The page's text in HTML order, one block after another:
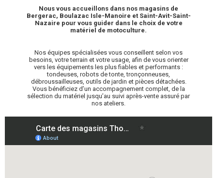
Nous vous accueillons dans nos magasins de
Bergerac, Boulazac Isle-Manoire et Saint-Avit-Saint-
Nazaire pour vous guider dans le choix de votre
matériel de motoculture.
Nos équipes spécialisées vous conseillent selon vos
besoins, votre terrain et votre usage, afin de vous orienter
vers les équipements les plus fiables et performants :
tondeuses, robots de tonte, tronçonneuses,
débroussailleuses, outils de jardin et pièces détachées.
Vous bénéficiez d’un accompagnement complet, de la
sélection du matériel jusqu’au suivi après-vente assuré par
nos ateliers.